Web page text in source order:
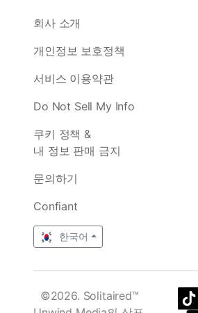
회사 소개
개인정보 보호정책
서비스 이용약관
Do Not Sell My Info
쿠키 정책 &
내 정보 판매 금지
문의하기
Confiant
한국어
©2026. Solitaired™